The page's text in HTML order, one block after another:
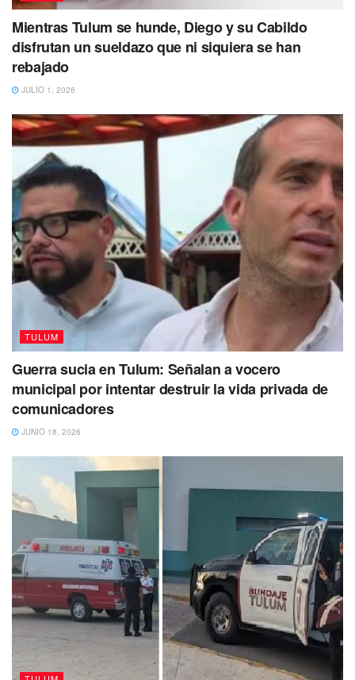
El dirigente de los transportistas, destacó que el Tren Maya
viene a reactivar por completo la actividad económica de
la zona sur, por lo que la dinámica deberá mantenerse, a
fin de que todos los sectores que aún no alcanzan el
impulso que necesitan lo tengan y así se vaya
consolidando el desarrollo de esta parte del estado
Tags: Tren Maya Tulum Volqueteros
Mientras Tulum se hunde, Diego y su Cabildo
disfrutan un sueldazo que ni siquiera se han
rebajado
JULIO 1, 2026
TULUM
Guerra sucia en Tulum: Señalan a vocero
municipal por intentar destruir la vida privada de
comunicadores
JUNIO 18, 2026